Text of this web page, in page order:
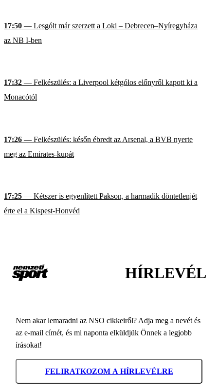
17:50 — Lesgólt már szerzett a Loki – Debrecen–Nyíregyháza
az NB I-ben
17:32 — Felkészülés: a Liverpool kétgólos előnyről kapott ki a
Monacótól
17:26 — Felkészülés: későn ébredt az Arsenal, a BVB nyerte
meg az Emirates-kupát
17:25 — Kétszer is egyenlített Pakson, a harmadik döntetlenjét
érte el a Kispest-Honvéd
HÍRLEVÉL
Nem akar lemaradni az NSO cikkeiről? Adja meg a nevét és
az e-mail címét, és mi naponta elküldjük Önnek a legjobb
írásokat!
FELIRATKOZOM A HÍRLEVÉLRE